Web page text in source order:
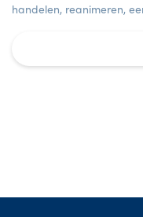
handelen, reanimeren,
voor kinderdagverblijven,